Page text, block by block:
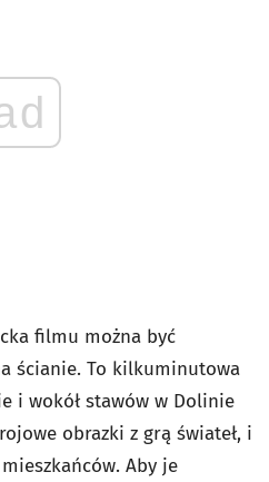
filmu można być
ścianie. To kilkuminutowa
i wokół stawów w Dolinie
obrazki z grą świateł, i
Aby je